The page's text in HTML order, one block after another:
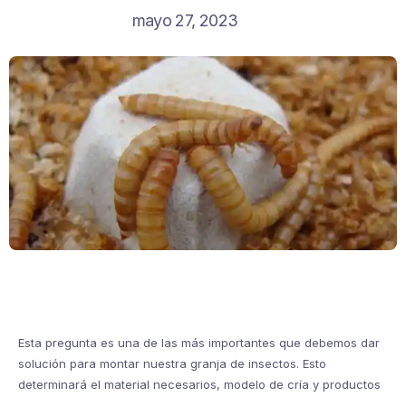
mayo 27, 2023
Esta pregunta es una de las más importantes que debemos dar
solución para montar nuestra granja de insectos. Esto
determinará el material necesarios, modelo de cría y productos